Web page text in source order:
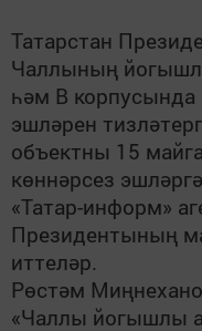
Татарстан
Чаллының
һәм В
эшләрен
объектны 15
көннәрсез
«Татар-информ»
Президентының
иттеләр.
Рөстәм
«Чаллы йогышлы